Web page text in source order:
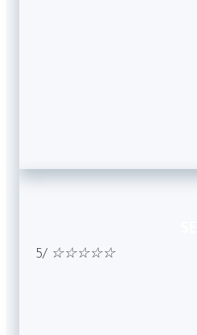
☆
☆
☆
☆
☆
/5